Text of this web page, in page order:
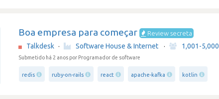
Boa empresa para começar Review secreta
Talkdesk · Software House & Internet · 1,001-5,000
Submetido há 2 anos por Programador de software
redis ruby-on-rails react apache-kafka kotlin